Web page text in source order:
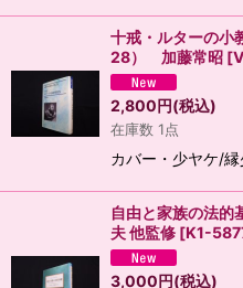
十戒・ルターの小
28） 加藤常昭 [
2,800円(税込)
在庫数 1点
カバー・少ヤケ/
自由と家族の法
夫 他監修 [K1-
3,000円(税込)